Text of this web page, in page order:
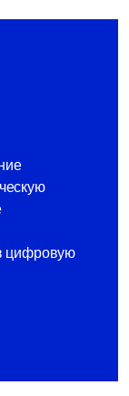
цифровую